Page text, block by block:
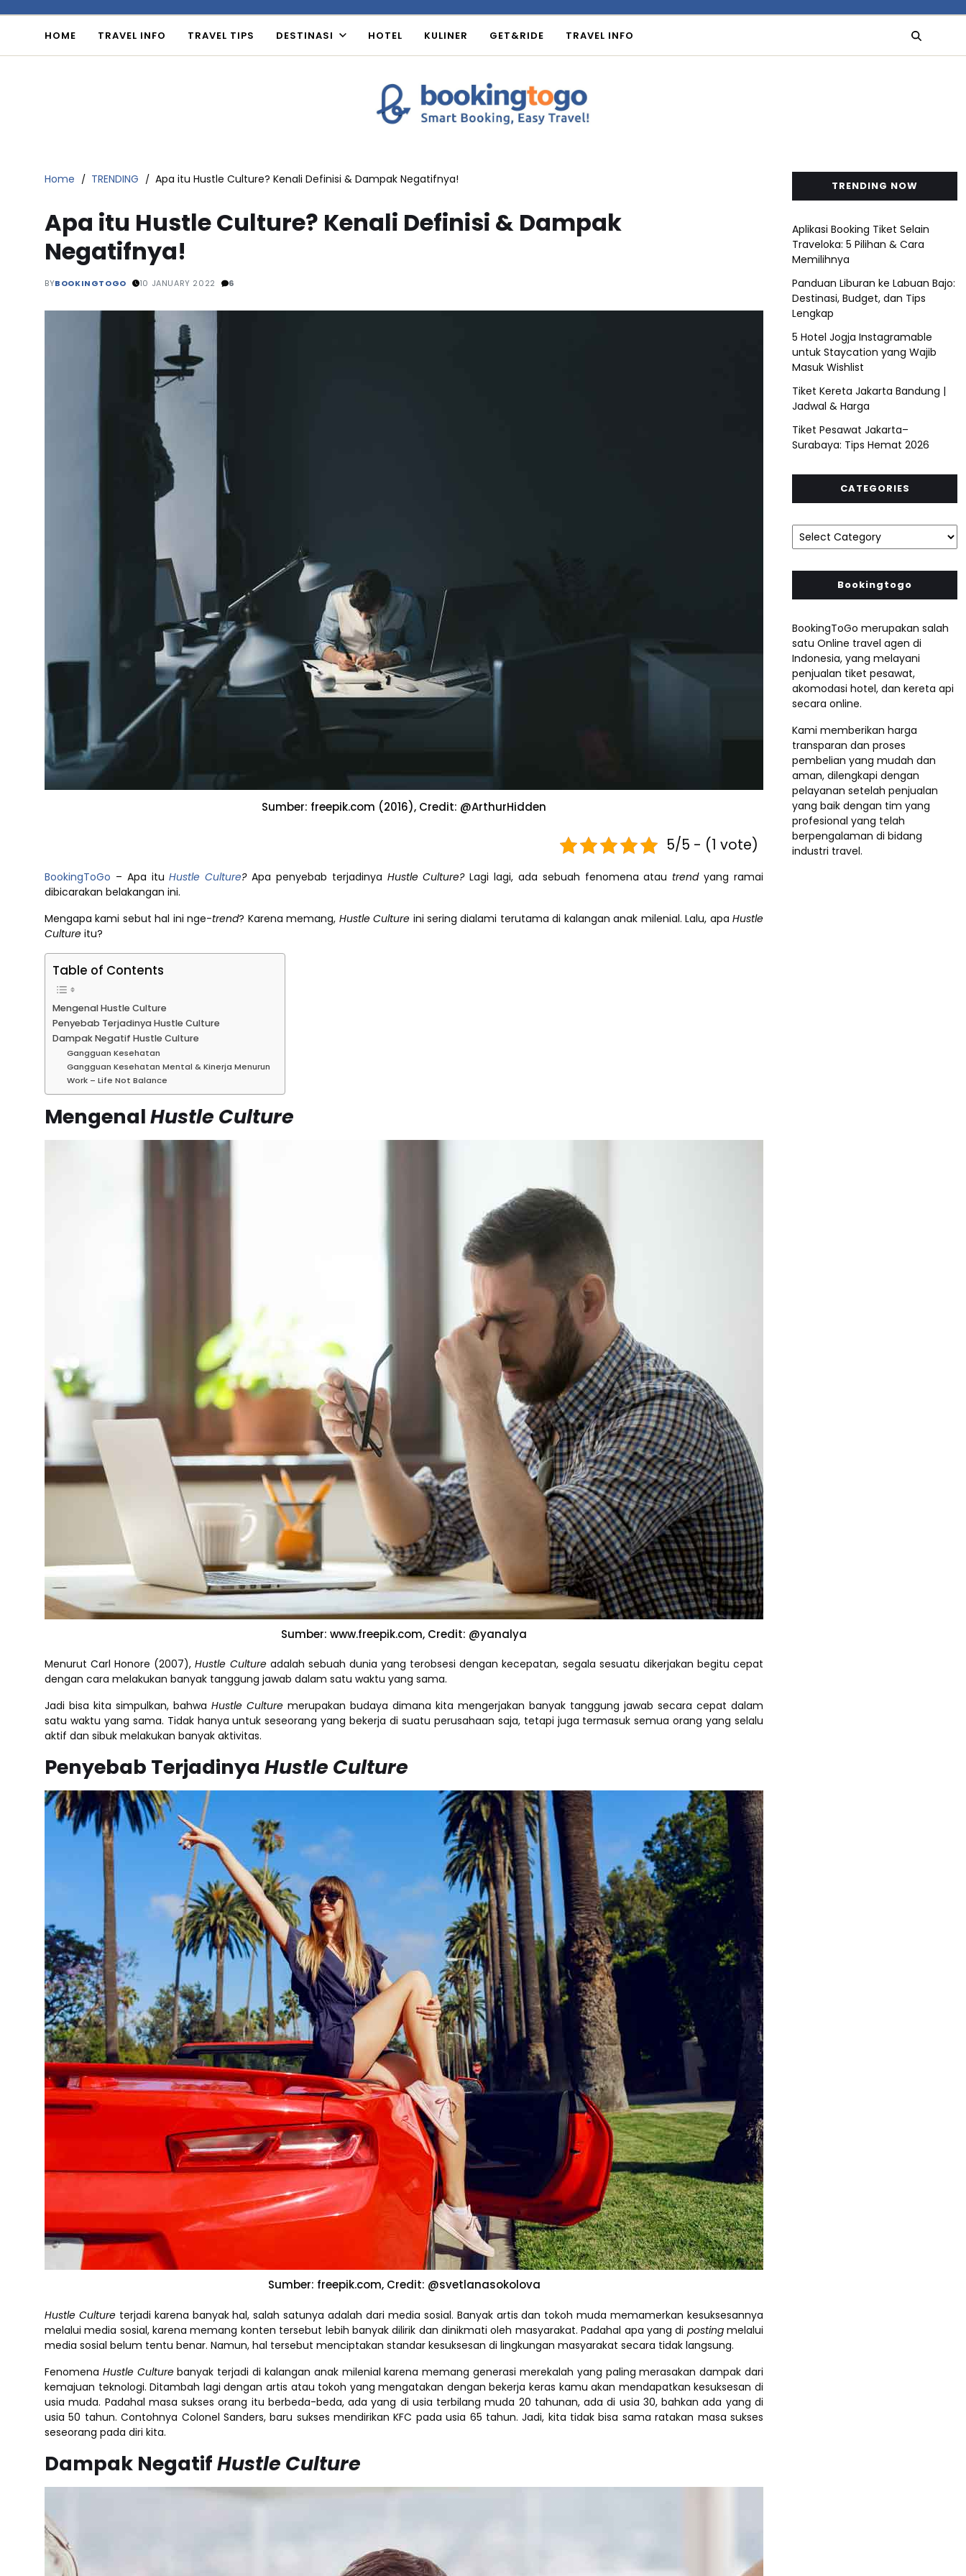
HOME TRAVEL INFO TRAVEL TIPS DESTINASI HOTEL KULINER GET&RIDE TRAVEL INFO
Home TRENDING Apa itu Hustle Culture? Kenali Definisi & Dampak Negatifnya!
Apa itu Hustle Culture? Kenali Definisi & Dampak
Negatifnya!
BYBOOKINGTOGO 10 JANUARY 2022 6
Sumber: freepik.com (2016), Credit: @ArthurHidden
5/5 - (1 vote)
BookingToGo – Apa ituHustle Culture?Apa penyebab terjadinya Hustle Culture?Lagi lagi, ada sebuah fenomena atau trendyang ramai
dibicarakan belakangan ini.
Mengapa kami sebut hal ini nge-trend? Karena memang, Hustle Culture ini sering dialami terutama di kalangan anak milenial. Lalu, apaHustle
Culture itu?
Table of Contents
Mengenal Hustle Culture
Penyebab Terjadinya Hustle Culture
Dampak Negatif Hustle Culture
Gangguan Kesehatan
Gangguan Kesehatan Mental & Kinerja Menurun
Work – Life Not Balance
MengenalHustle Culture
Sumber: www.freepik.com, Credit: @yanalya
Menurut Carl Honore (2007),Hustle Cultureadalah sebuah dunia yang terobsesi dengan kecepatan, segala sesuatu dikerjakan begitu cepat
dengan cara melakukan banyak tanggung jawab dalam satu waktu yang sama.
Jadi bisa kita simpulkan, bahwa Hustle Culture merupakan budaya dimana kita mengerjakan banyak tanggung jawab secara cepat dalam
satu waktu yang sama. Tidak hanya untuk seseorang yang bekerja di suatu perusahaan saja, tetapi juga termasuk semua orang yang selalu
aktif dan sibuk melakukan banyak aktivitas.
Penyebab Terjadinya Hustle Culture
Sumber: freepik.com, Credit: @svetlanasokolova
Hustle Cultureterjadi karena banyak hal, salah satunya adalah dari media sosial. Banyak artis dan tokoh muda memamerkan kesuksesannya
melalui media sosial, karena memang konten tersebut lebih banyak dilirik dan dinikmati oleh masyarakat. Padahal apa yang di postingmelalui
media sosial belum tentu benar. Namun, hal tersebut menciptakan standar kesuksesan di lingkungan masyarakat secara tidak langsung.
Fenomena Hustle Culturebanyak terjadi di kalangan anak milenial karena memang generasi merekalah yang paling merasakan dampak dari
kemajuan teknologi. Ditambah lagi dengan artis atau tokoh yang mengatakan dengan bekerja keras kamu akan mendapatkan kesuksesan di
usia muda. Padahal masa sukses orang itu berbeda-beda, ada yang di usia terbilang muda 20 tahunan, ada di usia 30, bahkan ada yang di
usia 50 tahun. Contohnya Colonel Sanders, baru sukses mendirikan KFC pada usia 65 tahun. Jadi, kita tidak bisa sama ratakan masa sukses
seseorang pada diri kita.
Dampak NegatifHustle Culture
TRENDING NOW
Aplikasi Booking Tiket Selain
Traveloka: 5 Pilihan & Cara
Memilihnya
Panduan Liburan ke Labuan Bajo:
Destinasi, Budget, dan Tips
Lengkap
5 Hotel Jogja Instagramable
untuk Staycation yang Wajib
Masuk Wishlist
Tiket Kereta Jakarta Bandung |
Jadwal & Harga
Tiket Pesawat Jakarta–
Surabaya: Tips Hemat 2026
CATEGORIES
Bookingtogo
BookingToGo merupakan salah
satu Online travel agen di
Indonesia, yang melayani
penjualan tiket pesawat,
akomodasi hotel, dan kereta api
secara online.
Kami memberikan harga
transparan dan proses
pembelian yang mudah dan
aman, dilengkapi dengan
pelayanan setelah penjualan
yang baik dengan tim yang
profesional yang telah
berpengalaman di bidang
industri travel.